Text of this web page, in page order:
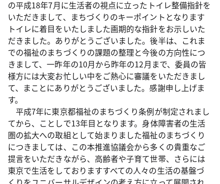
の平成18年7月に生活者の視点に立ったトイレ整備指針を
いただきまして、まちづくりのキーポイントとなります
トイレに着目をいたしました画期的な指針をお示しいた
だきました。ありがとうございました。後半は、これま
での福祉のまちづくりの課題の整理と今後の方向性につ
きまして、一昨年の10月から昨年の12月まで、委員の皆
様方には大変お忙しい中をご熱心に審議をいただきまし
て、まことにありがとうございました。感謝申し上げま
す。
平成7年に東京都福祉のまちづくり条例が制定されまし
てから、ことしで13年目となります。身体障害者の生活
圏の拡大への取組として始まりました福祉のまちづくり
につきましては、この本推進協議会から多くの貴重なご
提言をいただきながら、高齢者や子育て世帯、さらには
東京で生活をしておりますすべての人々の生活の基盤づ